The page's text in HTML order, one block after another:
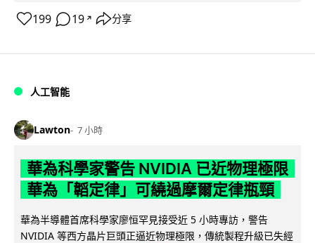
199 19 ↗ 分享
人工智能
Lawton 7 小時
華為科學家警告 NVIDIA 已近物理極限
華為「韜定律」可繞過摩爾定律瓶頸
華為半導體首席科學家廖恒罕見接受近 5 小時專訪，警告
NVIDIA 等西方晶片巨頭正逼近物理極限，傳統製程升級已失經